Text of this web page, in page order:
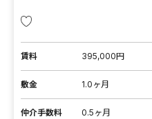
賃料 395,000円
敷金 1.0ヶ月
仲介手数料 0.5ヶ月